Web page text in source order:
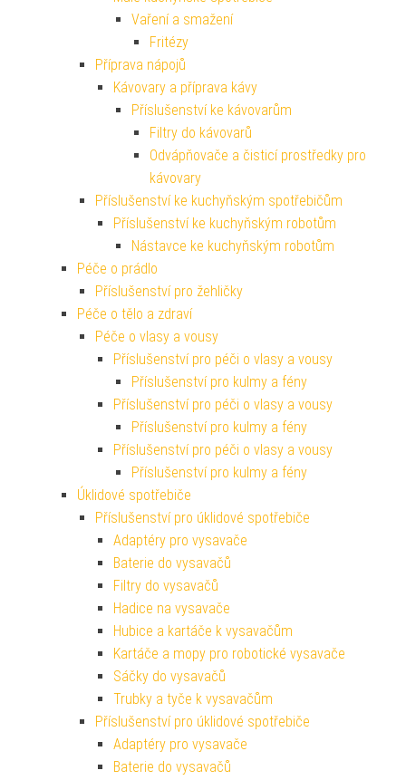
Vaření a smažení
Fritézy
Příprava nápojů
Kávovary a příprava kávy
Příslušenství ke kávovarům
Filtry do kávovarů
Odvápňovače a čisticí prostředky pro
kávovary
Příslušenství ke kuchyňským spotřebičům
Příslušenství ke kuchyňským robotům
Nástavce ke kuchyňským robotům
Péče o prádlo
Příslušenství pro žehličky
Péče o tělo a zdraví
Péče o vlasy a vousy
Příslušenství pro péči o vlasy a vousy
Příslušenství pro kulmy a fény
Příslušenství pro péči o vlasy a vousy
Příslušenství pro kulmy a fény
Příslušenství pro péči o vlasy a vousy
Příslušenství pro kulmy a fény
Úklidové spotřebiče
Příslušenství pro úklidové spotřebiče
Adaptéry pro vysavače
Baterie do vysavačů
Filtry do vysavačů
Hadice na vysavače
Hubice a kartáče k vysavačům
Kartáče a mopy pro robotické vysavače
Sáčky do vysavačů
Trubky a tyče k vysavačům
Příslušenství pro úklidové spotřebiče
Adaptéry pro vysavače
Baterie do vysavačů